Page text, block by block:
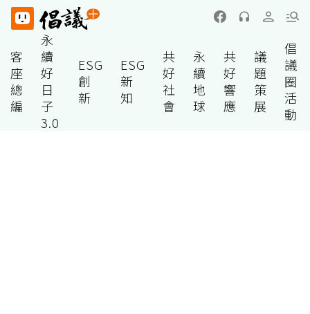
客
座
總
編
永
續
好
日
子
3.0
ESG
創
新
ESG
新
知
共
好
社
會
永
續
地
球
共
好
響
應
議
題
策
展
倡
議
圈
活
動